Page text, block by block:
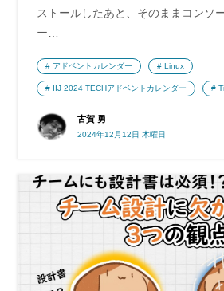
ストールしたあと、そのままコンソ
ー…
古賀 勇
2024年12月12日 木曜日
アドベントカレンダー Linux
IIJ 2024 TECHアドベントカレンダー